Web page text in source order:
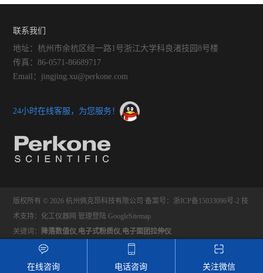
联系我们
地址：杭州市余杭区经一路1号浙江大学科良渚技园8号楼
传真：86-0571-86689717
Email：jingjing.xu@perkone.com
24小时在线客服，为您服务！
版权所有 © 2026 杭州佩克昂科技有限公司 备案号：浙ICP备15033096号-2 技
术支持： 化工仪器网 管理登陆 GoogleSitemap
关键词：
降落数值仪,电子式粉质仪,电子面团拉伸仪
在线咨询 电话咨询 关注微信